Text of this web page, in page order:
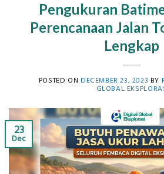
Pengukuran
Perencanaan Jalan
Lengkap
POSTED ON DECEMBER 23, 2023 BY
GLOBAL
23
Dec